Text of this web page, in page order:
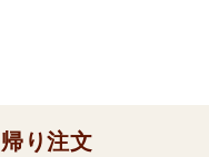
り注文